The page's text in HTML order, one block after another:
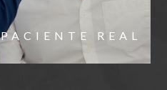
PACIENTE REAL